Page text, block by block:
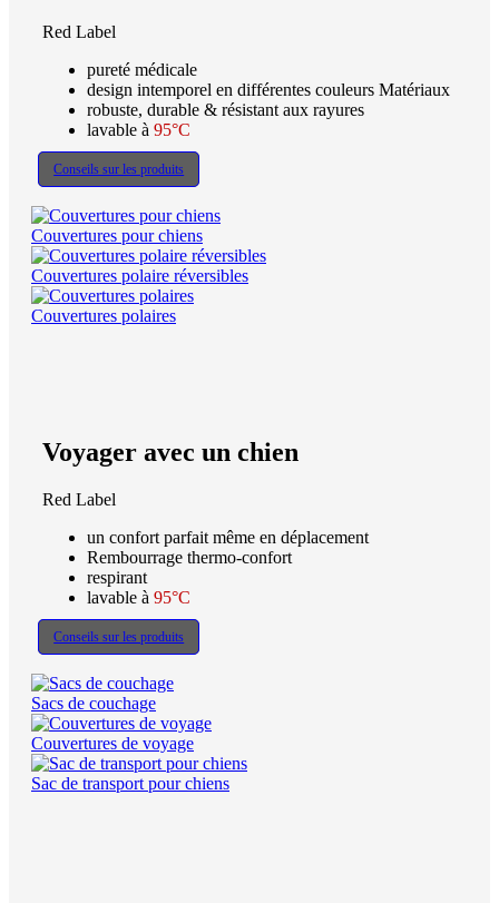
Red Label
pureté médicale
design intemporel en différentes couleurs Matériaux
robuste, durable & résistant aux rayures
lavable à 95°C
Conseils sur les produits
Couvertures pour chiens
Couvertures polaire réversibles
Couvertures polaires
Voyager avec un chien
Red Label
un confort parfait même en déplacement
Rembourrage thermo-confort
respirant
lavable à 95°C
Conseils sur les produits
Sacs de couchage
Couvertures de voyage
Sac de transport pour chiens